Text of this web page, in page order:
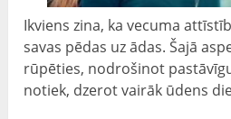
Ikviens zina, ka vecuma
savas pēdas uz ādas. Šajā
rūpēties, nodrošinot
notiek, dzerot vairāk ūdens